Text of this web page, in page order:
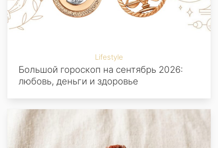
Lifestyle
Большой гороскоп на сентябрь 2026:
любовь, деньги и здоровье